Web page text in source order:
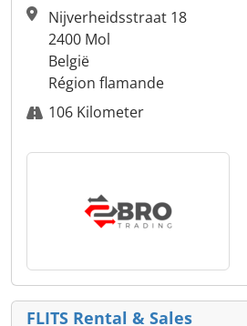
Nijverheidsstraat 18
2400 Mol
België
Région flamande
106 Kilometer
FLITS Rental & Sales